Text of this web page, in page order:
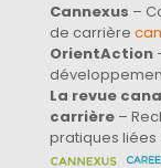
Cannexus –
de carrière
OrientAction
La revue
carrière –
pratiques